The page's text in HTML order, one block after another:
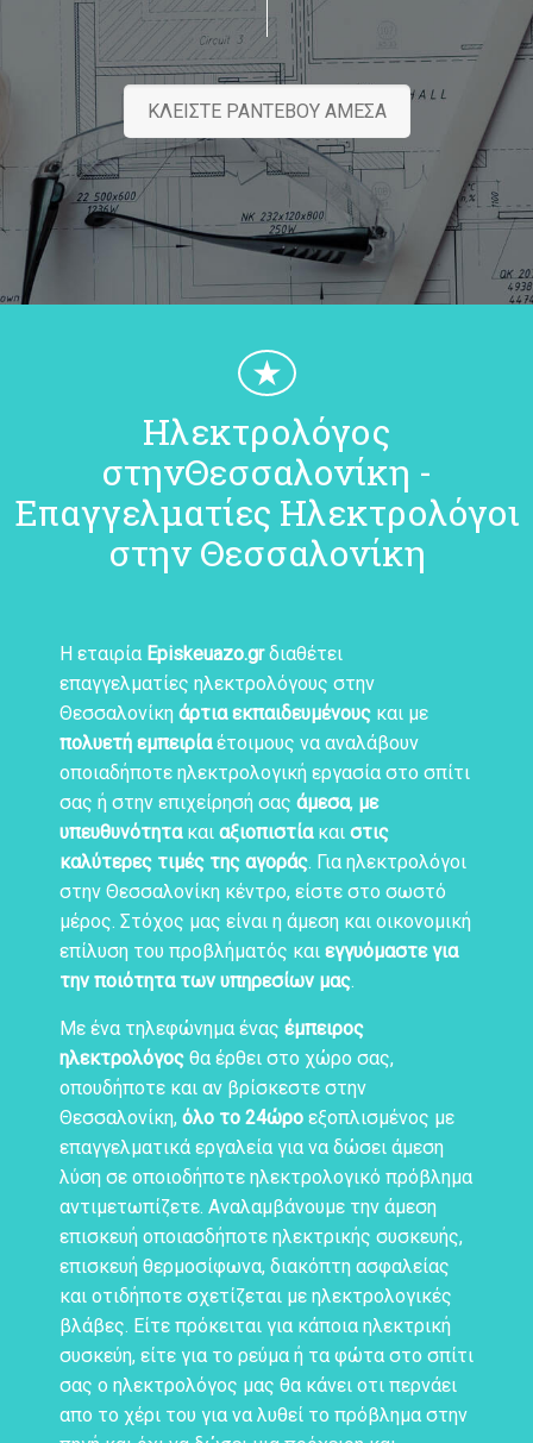
ΚΛΕΙΣΤΕ ΡΑΝΤΕΒΟΥ ΑΜΕΣΑ
★
Ηλεκτρολόγος
στηνΘεσσαλονίκη -
Επαγγελματίες Ηλεκτρολόγοι
στην Θεσσαλονίκη
Η εταιρία Episkeuazo.grδιαθέτει
επαγγελματίες ηλεκτρολόγους στην
Θεσσαλονίκη άρτια εκπαιδευμένους και με
πολυετή εμπειρίαέτοιμους να αναλάβουν
οποιαδήποτε ηλεκτρολογική εργασία στο σπίτι
σας ή στην επιχείρησή σας άμεσα, με
υπευθυνότητακαι αξιοπιστίακαι στις
καλύτερες τιμές της αγοράς. Για ηλεκτρολόγοι
στην Θεσσαλονίκη κέντρο, είστε στο σωστό
μέρος. Στόχος μας είναι η άμεση και οικονομική
επίλυση του προβλήματός και εγγυόμαστε για
την ποιότητα των υπηρεσίων μας.
Με ένα τηλεφώνημα ένας έμπειρος
ηλεκτρολόγος θα έρθει στο χώρο σας,
οπουδήποτε και αν βρίσκεστε στην
Θεσσαλονίκη, όλο το 24ώρο εξοπλισμένος με
επαγγελματικά εργαλεία για να δώσει άμεση
λύση σε οποιοδήποτε ηλεκτρολογικό πρόβλημα
αντιμετωπίζετε. Αναλαμβάνουμε την άμεση
επισκευή οποιασδήποτε ηλεκτρικής συσκευής,
επισκευή θερμοσίφωνα, διακόπτη ασφαλείας
και οτιδήποτε σχετίζεται με ηλεκτρολογικές
βλάβες. Είτε πρόκειται για κάποια ηλεκτρική
συσκεύη, είτε για το ρεύμα ή τα φώτα στο σπίτι
σας ο ηλεκτρολόγος μας θα κάνει οτι περνάει
απο το χέρι του για να λυθεί το πρόβλημα στην